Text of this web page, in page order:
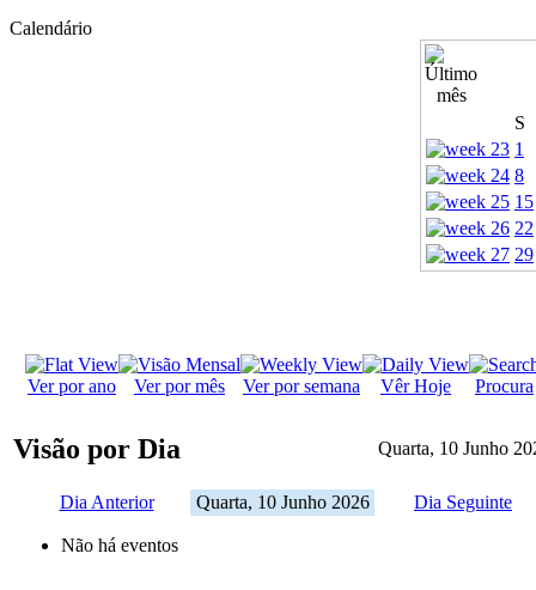
Calendário
S
1
8
15
22
29
Ver por ano Ver por mês Ver por semana Vêr Hoje Procura
Visão por Dia Quarta, 10 Junho
Dia Anterior Quarta, 10 Junho 2026 Dia Seguinte
Não há eventos